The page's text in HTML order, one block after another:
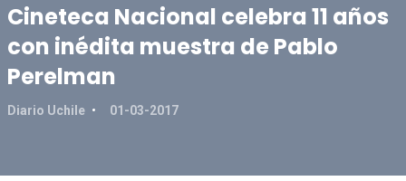
Cineteca Nacional celebra 11 años
con inédita muestra de Pablo
Perelman
Diario Uchile 01-03-2017